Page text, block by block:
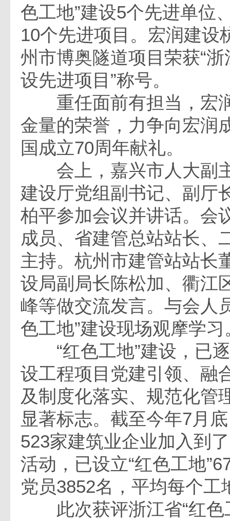
色工地”建设5个先进单位
10个先进项目。宏润建设
州市博奥隧道项目荣获“浙
设先进项目”称号。
重任面前有担当，宏
金量的荣誉，力争向宏润
国成立70周年献礼。
会上，嘉兴市人大副
建设厅党组副书记、副厅
柏平参加会议并讲话。会
成员、省建管总站站长、
主持。杭州市建管站站长
设局副局长陈松加、衢江
峰等做交流发言。与会人
色工地”建设现场观摩学习
“红色工地”建设，已逐
设工程项目党建引领、融
及制度化落实、规范化管
显著标志。截至今年7月
523家建筑业企业加入到
活动，已设立“红色工地
党员3852名，平均每个工
此次获评浙江省“红色